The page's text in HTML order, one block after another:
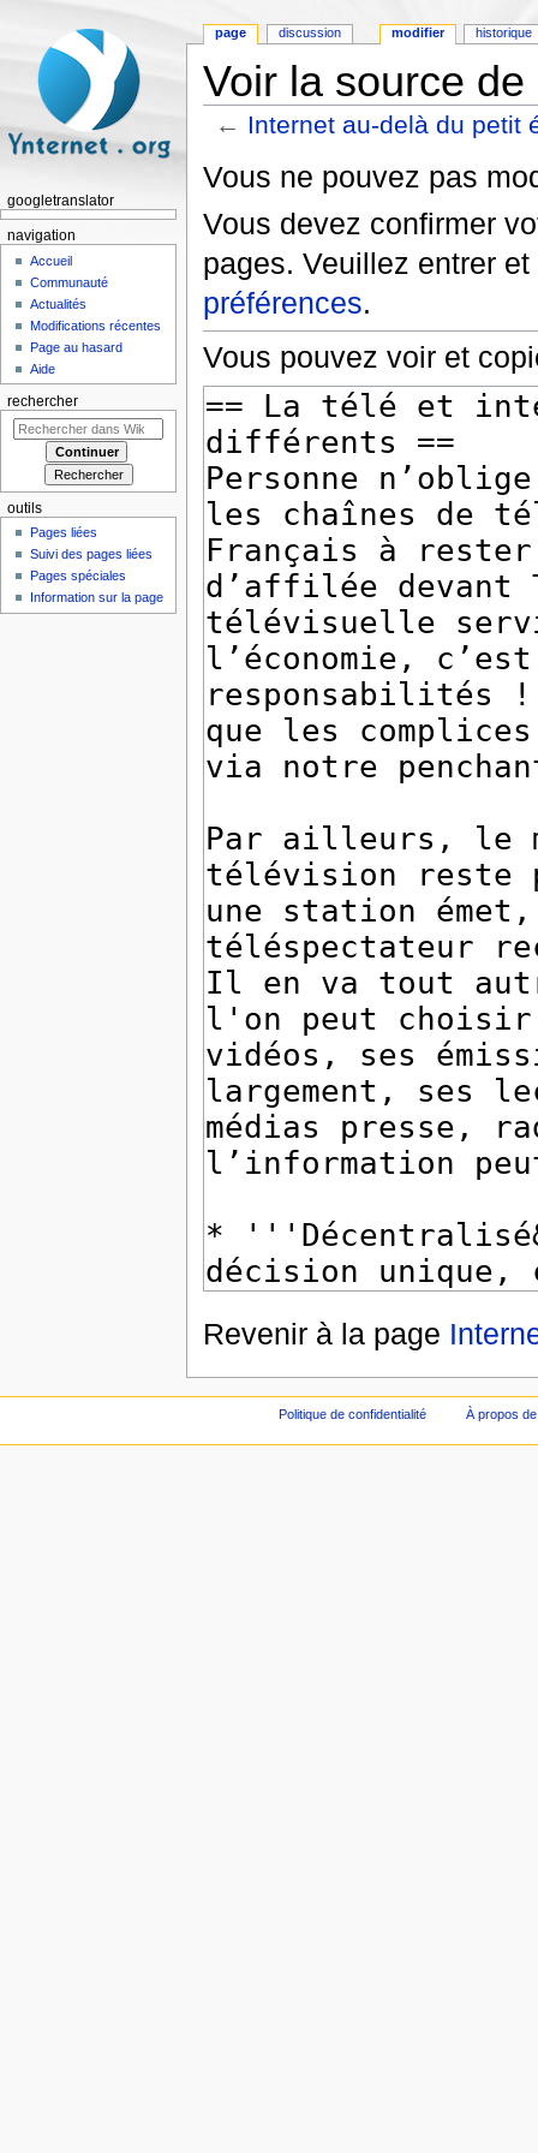
Voir la source
← Internet au-delà du petit
Vous ne pouvez pas
Vous devez confirmer
pages. Veuillez entrer
préférences.
Vous pouvez voir et
Revenir à la page
page discussion modifier historique
googletranslator
navigation
Accueil
Communauté
Actualités
Modifications récentes
Page au hasard
Aide
rechercher
outils
Pages liées
Suivi des pages liées
Pages spéciales
Information sur la page
Politique de confidentialité À propos